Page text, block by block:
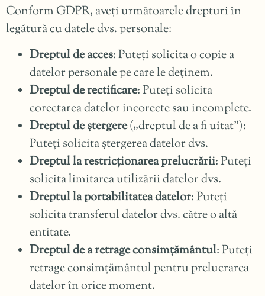
Conform GDPR, aveți următoarele drepturi în
legătură cu datele dvs. personale:
Dreptul de acces: Puteți solicita o copie a
datelor personale pe care le deținem.
Dreptul de rectificare: Puteți solicita
corectarea datelor incorecte sau incomplete.
Dreptul de ștergere(„dreptul de a fi uitat”):
Puteți solicita ștergerea datelor dvs.
Dreptul la restricționarea prelucrării: Puteți
solicita limitarea utilizării datelor dvs.
Dreptul la portabilitatea datelor: Puteți
solicita transferul datelor dvs. către o altă
entitate.
Dreptul de a retrage consimțământul: Puteți
retrage consimțământul pentru prelucrarea
datelor în orice moment.